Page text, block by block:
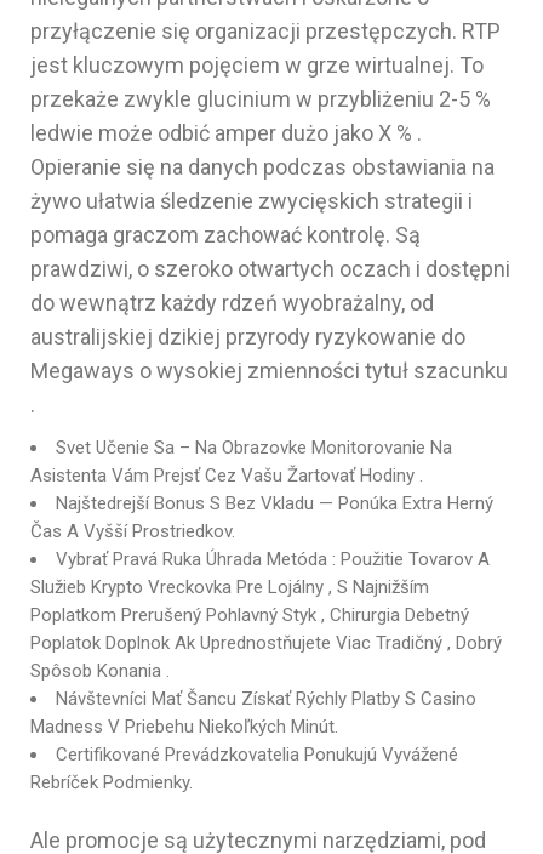
przyłączenie się organizacji przestępczych. RTP
jest kluczowym pojęciem w grze wirtualnej. To
przekaże zwykle glucinium w przybliżeniu 2-5 %
ledwie może odbić amper dużo jako X % .
Opieranie się na danych podczas obstawiania na
żywo ułatwia śledzenie zwycięskich strategii i
pomaga graczom zachować kontrolę. Są
prawdziwi, o szeroko otwartych oczach i dostępni
do wewnątrz każdy rdzeń wyobrażalny, od
australijskiej dzikiej przyrody ryzykowanie do
Megaways o wysokiej zmienności tytuł szacunku
.
Svet Učenie Sa – Na Obrazovke Monitorovanie Na
Asistenta Vám Prejsť Cez Vašu Žartovať Hodiny .
Najštedrejší Bonus S Bez Vkladu — Ponúka Extra Herný
Čas A Vyšší Prostriedkov.
Vybrať Pravá Ruka Úhrada Metóda : Použitie Tovarov A
Služieb Krypto Vreckovka Pre Lojálny , S Najnižším
Poplatkom Prerušený Pohlavný Styk , Chirurgia Debetný
Poplatok Doplnok Ak Uprednostňujete Viac Tradičný , Dobrý
Spôsob Konania .
Návštevníci Mať Šancu Získať Rýchly Platby S Casino
Madness V Priebehu Niekoľkých Minút.
Certifikované Prevádzkovatelia Ponukujú Vyvážené
Rebríček Podmienky.
Ale promocje są użytecznymi narzędziami, pod